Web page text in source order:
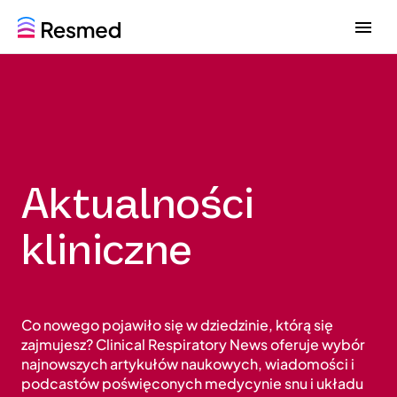
G
o
G
o
n
t
Aktualności
kliniczne
Co nowego pojawiło się w dziedzinie, którą się
zajmujesz? Clinical Respiratory News oferuje wybór
najnowszych artykułów naukowych, wiadomości i
podcastów poświęconych medycynie snu i układu